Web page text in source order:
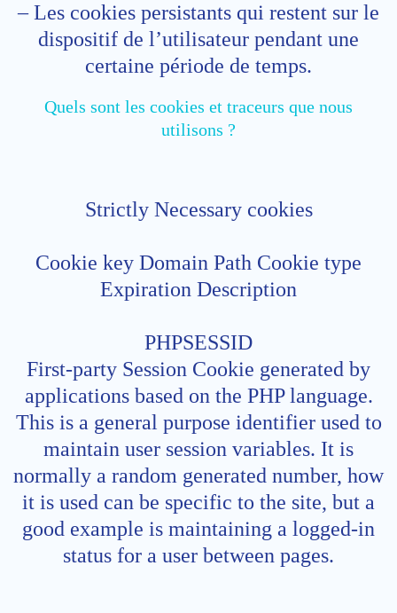
– Les cookies persistants qui restent sur le
dispositif de l’utilisateur pendant une
certaine période de temps.
Quels sont les cookies et traceurs que nous
utilisons ?
Strictly Necessary cookies
Cookie key Domain Path Cookie type
Expiration Description
PHPSESSID
First-party Session Cookie generated by
applications based on the PHP language.
This is a general purpose identifier used to
maintain user session variables. It is
normally a random generated number, how
it is used can be specific to the site, but a
good example is maintaining a logged-in
status for a user between pages.